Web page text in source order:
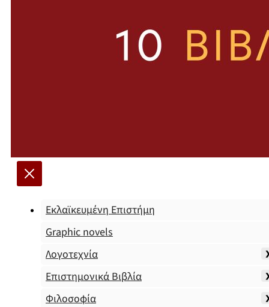
Εκλαϊκευμένη Επιστήμη
Graphic novels
Λογοτεχνία
Επιστημονικά Βιβλία
Φιλοσοφία